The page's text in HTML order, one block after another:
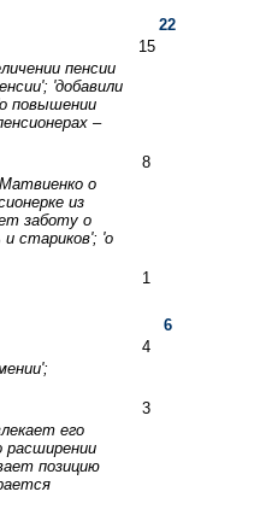
22
15
пенсии
'добавили
повышении
–
8
о
из
заботу о
стариков'; 'о
1
6
4
3
его
расширении
позицию